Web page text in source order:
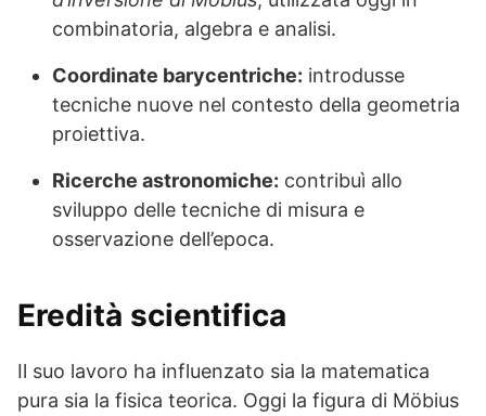
combinatoria, algebra e analisi.
Coordinate barycentriche: introdusse
tecniche nuove nel contesto della geometria
proiettiva.
Ricerche astronomiche: contribuì allo
sviluppo delle tecniche di misura e
osservazione dell’epoca.
Eredità scientifica
Il suo lavoro ha influenzato sia la matematica
pura sia la fisica teorica. Oggi la figura di Möbius